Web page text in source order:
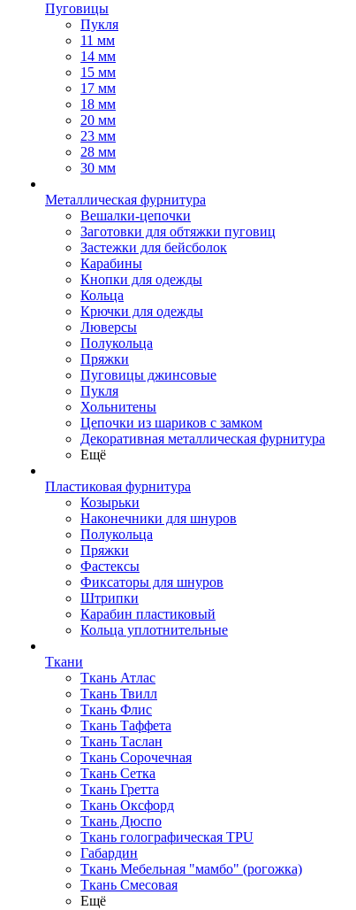
Пуговицы
Пукля
11 мм
14 мм
15 мм
17 мм
18 мм
20 мм
23 мм
28 мм
30 мм
Металлическая фурнитура
Вешалки-цепочки
Заготовки для обтяжки пуговиц
Застежки для бейсболок
Карабины
Кнопки для одежды
Кольца
Крючки для одежды
Люверсы
Полукольца
Пряжки
Пуговицы джинсовые
Пукля
Хольнитены
Цепочки из шариков с замком
Декоративная металлическая фурнитура
Ещё
Пластиковая фурнитура
Козырьки
Наконечники для шнуров
Полукольца
Пряжки
Фастексы
Фиксаторы для шнуров
Штрипки
Карабин пластиковый
Кольца уплотнительные
Ткани
Ткань Атлас
Ткань Твилл
Ткань Флис
Ткань Таффета
Ткань Таслан
Ткань Сорочечная
Ткань Сетка
Ткань Гретта
Ткань Оксфорд
Ткань Дюспо
Ткань голографическая TPU
Габардин
Ткань Мебельная "мамбо" (рогожка)
Ткань Смесовая
Ещё